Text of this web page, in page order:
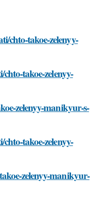
chto-takoe-zelenyy-
takoe-zelenyy-
zelenyy-manikyur-s-
takoe-zelenyy-
zelenyy-manikyur-